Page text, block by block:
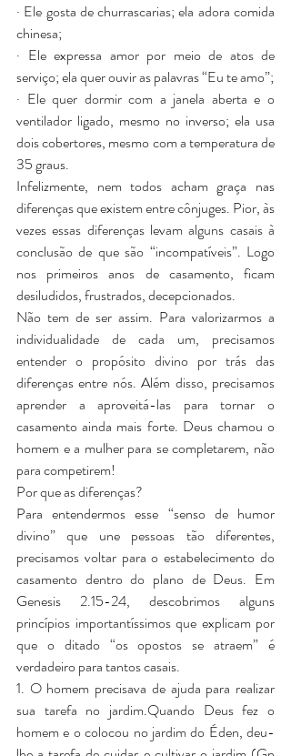
· Ele gosta de churrascarias; ela adora comida
chinesa;
· Ele expressa amor por meio de atos de
serviço; ela quer ouvir as palavras “Eu te amo”;
· Ele quer dormir com a janela aberta e o
ventilador ligado, mesmo no inverso; ela usa
dois cobertores, mesmo com a temperatura de
35 graus.
Infelizmente, nem todos acham graça nas
diferenças que existem entre cônjuges. Pior, às
vezes essas diferenças levam alguns casais à
conclusão de que são “incompatíveis”. Logo
nos primeiros anos de casamento, ficam
desiludidos, frustrados, decepcionados.
Não tem de ser assim. Para valorizarmos a
individualidade de cada um, precisamos
entender o propósito divino por trás das
diferenças entre nós. Além disso, precisamos
aprender a aproveitá-las para tornar o
casamento ainda mais forte. Deus chamou o
homem e a mulher para se completarem, não
para competirem!
Por que as diferenças?
Para entendermos esse “senso de humor
divino” que une pessoas tão diferentes,
precisamos voltar para o estabelecimento do
casamento dentro do plano de Deus. Em
Genesis 2.15-24, descobrimos alguns
princípios importantíssimos que explicam por
que o ditado “os opostos se atraem” é
verdadeiro para tantos casais.
1. O homem precisava de ajuda para realizar
sua tarefa no jardim.Quando Deus fez o
homem e o colocou no jardim do Éden, deu-